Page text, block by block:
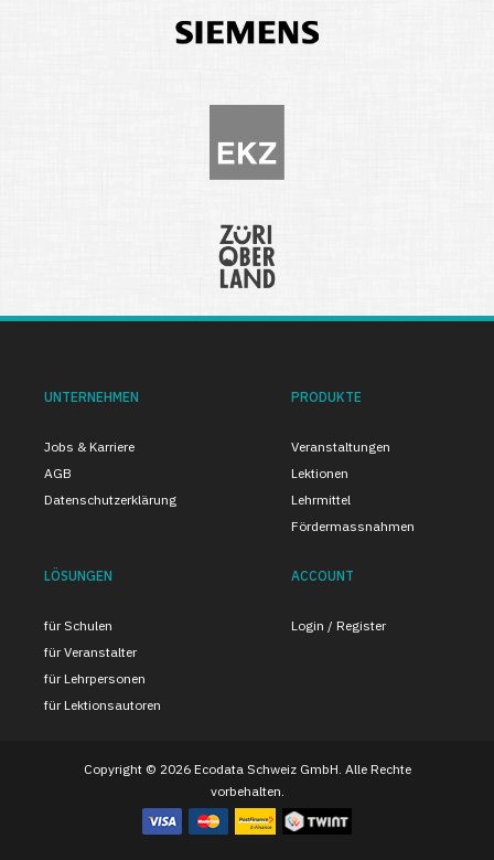
UNTERNEHMEN
Jobs & Karriere
AGB
Datenschutzerklärung
PRODUKTE
Veranstaltungen
Lektionen
Lehrmittel
Fördermassnahmen
LÖSUNGEN
für Schulen
für Veranstalter
für Lehrpersonen
für Lektionsautoren
ACCOUNT
Login / Register
Copyright © 2026 Ecodata Schweiz GmbH. Alle Rechte
vorbehalten.